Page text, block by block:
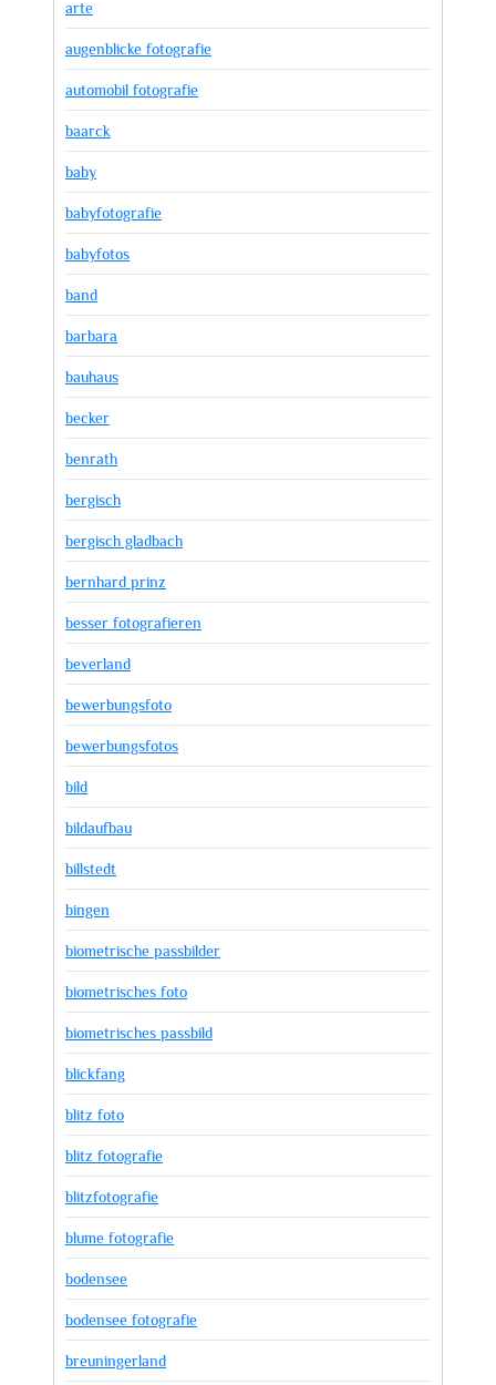
arte
augenblicke fotografie
automobil fotografie
baarck
baby
babyfotografie
babyfotos
band
barbara
bauhaus
becker
benrath
bergisch
bergisch gladbach
bernhard prinz
besser fotografieren
beverland
bewerbungsfoto
bewerbungsfotos
bild
bildaufbau
billstedt
bingen
biometrische passbilder
biometrisches foto
biometrisches passbild
blickfang
blitz foto
blitz fotografie
blitzfotografie
blume fotografie
bodensee
bodensee fotografie
breuningerland